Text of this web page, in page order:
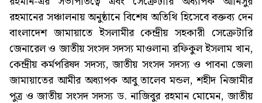
রহমানের সঞ্চালনায় অনুষ্ঠানে বিশেষ অতিথি হিসেবে বক্তব্য দেন
বাংলাদেশ জামায়াতে ইসলামীর কেন্দ্রীয় সহকারী সেক্রেটারি
জেনারেল ও জাতীয় সংসদ সদস্য মাওলানা রফিকুল ইসলাম খান,
কেন্দ্রীয় কর্মপরিষদ সদস্য, জাতীয় সংসদ সদস্য ও পাবনা জেলা
জামায়াতের আমীর অধ্যাপক আবু তালেব মন্ডল, শহীদ নিজামীর
পুত্র ও জাতীয় সংসদ সদস্য ড. নাজিবুর রহমান মোমেন, জাতীয়